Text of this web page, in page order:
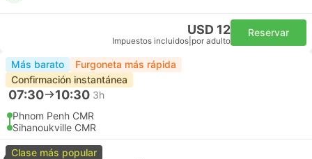
USD 12
Impuestos incluidos por adulto
Reservar
Más barato
Furgoneta más rápida
Confirmación instantánea
07:30 10:30 3h
Phnom Penh CMR
Sihanoukville CMR
Clase más popular